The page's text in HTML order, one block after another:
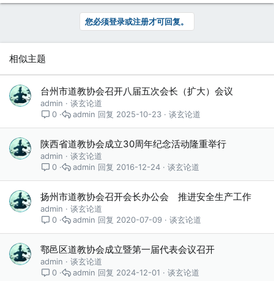
您必须登录或注册才可回复。
相似主题
台州市道教协会召开八届五次会长（扩大）会议
admin
谈玄论道
0
谈玄论道
2025-10-23
admin
陕西省道教协会成立30周年纪念活动隆重举行
admin
谈玄论道
0
谈玄论道
2016-12-24
admin
扬州市道教协会召开会长办公会 推进安全生产工作
admin
谈玄论道
0
谈玄论道
2020-07-09
admin
鄠邑区道教协会成立暨第一届代表会议召开
admin
谈玄论道
0
谈玄论道
2024-12-01
admin